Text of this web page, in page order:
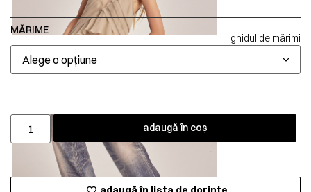
MĂRIME
ghidul de mărimi
adaugă în coș